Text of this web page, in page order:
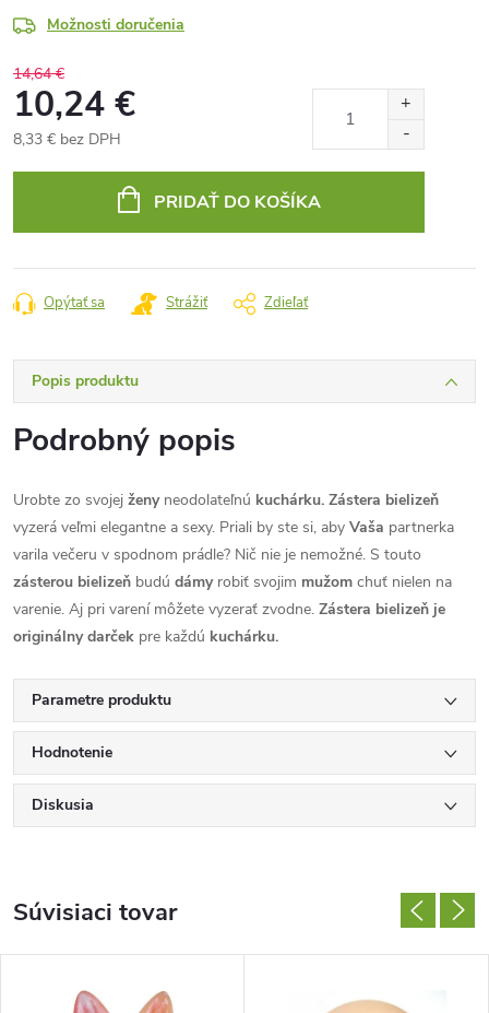
Možnosti doručenia
14,64 €
10,24 €
8,33 € bez DPH
PRIDAŤ DO KOŠÍKA
Opýtať sa Strážiť Zdieľať
Popis produktu
Podrobný popis
Urobte zo svojej ženyneodolateľnú kuchárku. Zástera bielizeň
vyzerá veľmi elegantne a sexy. Priali by ste si, aby Vaša partnerka
varila večeru v spodnom prádle? Nič nie je nemožné. S touto
zásterou bielizeň budú dámyrobiť svojim mužom chuť nielen na
varenie. Aj pri varení môžete vyzerať zvodne. Zástera bielizeň je
originálny darček pre každú kuchárku.
Parametre produktu
Hodnotenie
Diskusia
Súvisiaci tovar